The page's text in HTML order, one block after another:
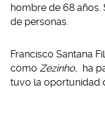
hombre de 68 años.
de personas.
Francisco Santana
como Zezinho, ha
tuvo la oportunidad